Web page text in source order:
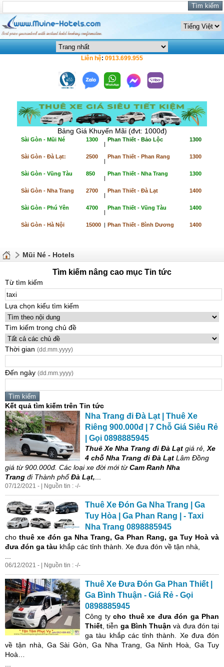
Liên hệ: 0913.699.955
Bảng Giá Khuyến Mãi (đvt: 1000đ)
Sài Gòn - Mũi Né 1300
|
Phan Thiết - Bảo Lộc 1300
Sài Gòn - Đà Lạt: 2500
|
Phan Thiết - Phan Rang 1300
Sài Gòn - Vũng Tàu 850
|
Phan Thiết - Nha Trang 1300
Sài Gòn - Nha Trang 2700
|
Phan Thiết - Đà Lạt 1400
Sài Gòn - Phú Yên 4700
|
Phan Thiết - Vũng Tàu 1400
Sài Gòn - Hà Nội 15000 | Phan Thiết - Bình Dương 1400
Mũi Né - Hotels
Tìm kiếm nâng cao mục Tin tức
Từ tìm kiếm
Lựa chọn kiểu tìm kiếm
Tìm kiếm trong chủ đề
Thời gian (dd.mm.yyyy)
Đến ngày (dd.mm.yyyy)
Kết quả tìm kiếm trên Tin tức
Nha Trang đi Đà Lạt | Thuê Xe
Riêng 900.000đ | 7 Chỗ Giá Siêu Rẻ
| Gọi 0898885945
Thuê Xe Nha Trang đi Đà Lạt giá rẻ, Xe
4 chỗ Nha Trang đi Đà Lạt Lâm Đồng
giá từ 900.000đ. Các loại xe đời mới từCam Ranh Nha
Trang đi Thành phốĐà Lạt,
07/12/2021 - | Nguồn tin : -/-
Thuê Xe Đón Ga Nha Trang | Ga
Tuy Hòa | Ga Phan Rang | - Taxi
Nha Trang 0898885945
cho thuê xe đón ga Nha Trang, Ga Phan Rang, ga Tuy Hoà và
đưa đón ga tàu khắp các tỉnh thành. Xe đưa đón về tận nhà,
06/12/2021 - | Nguồn tin : -/-
Thuê Xe Đưa Đón Ga Phan Thiết |
Ga Bình Thuận - Giá Rẻ - Gọi
0898885945
Công ty cho thuê xe đưa đón ga Phan
Thiết , tiễn ga Bình Thuận và đưa đón tại
ga tàu khắp các tỉnh thành. Xe đưa đón
về tận nhà, Ga Sài Gòn, Ga Nha Trang, Ga Ninh Hoà, Ga Tuy
Hoà…